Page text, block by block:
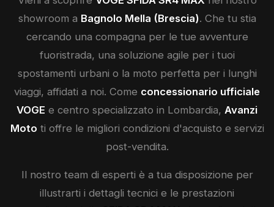
showroom a Bagnolo Mella (Brescia). Che tu stia
cercando una compagna per le tue avventure
fuoristrada, una soluzione agile per i tuoi
spostamenti urbani o la moto perfetta per i lunghi
viaggi, affidati a noi. Come concessionario ufficiale
VOGE e centro specializzato in Lombardia, Avanzi
Moto ti offre le migliori condizioni d'acquisto e servizi
post-vendita.
Il nostro team di esperti è a tua disposizione per
illustrarti i dettagli tecnici e le prestazioni